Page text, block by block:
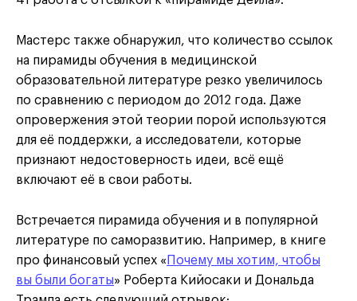
Мастерс также обнаружил, что количество ссылок
на пирамиды обучения в медицинской
образовательной литературе резко увеличилось
по сравнению с периодом до 2012 года. Даже
опровержения этой теории порой используются
для её поддержки, а исследователи, которые
признают недостоверность идеи, всё ещё
включают её в свои работы.
Встречается пирамида обучения и в популярной
литературе по саморазвитию. Например, в книге
про финансовый успех « Почему мы хотим, чтобы
вы были богаты» Роберта Кийосаки и Дональда